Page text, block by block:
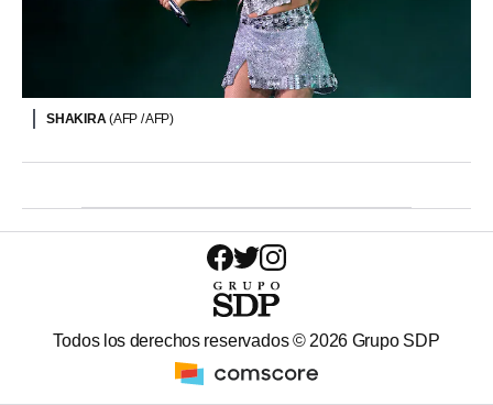
SHAKIRA(AFP / AFP)
Todos los derechos reservados © 2026 Grupo SDP